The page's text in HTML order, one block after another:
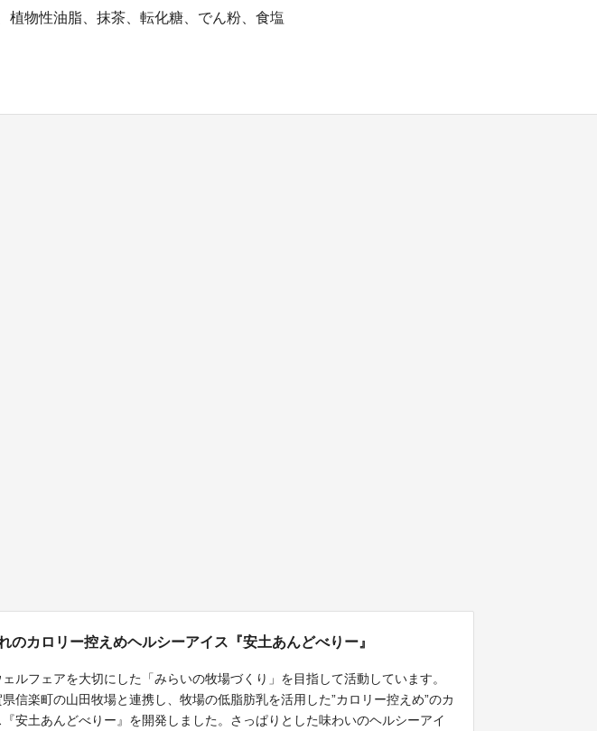
植物性油脂、抹茶、転化糖、でん粉、食塩
のカロリー控えめヘルシーアイス『安土あんどべりー』
ルフェアを大切にした「みらいの牧場づくり」を目指して活動しています。
信楽町の山田牧場と連携し、牧場の低脂肪乳を活用した”カロリー控えめ”のカ
『安土あんどべりー』を開発しました。さっぱりとした味わいのヘルシーアイ